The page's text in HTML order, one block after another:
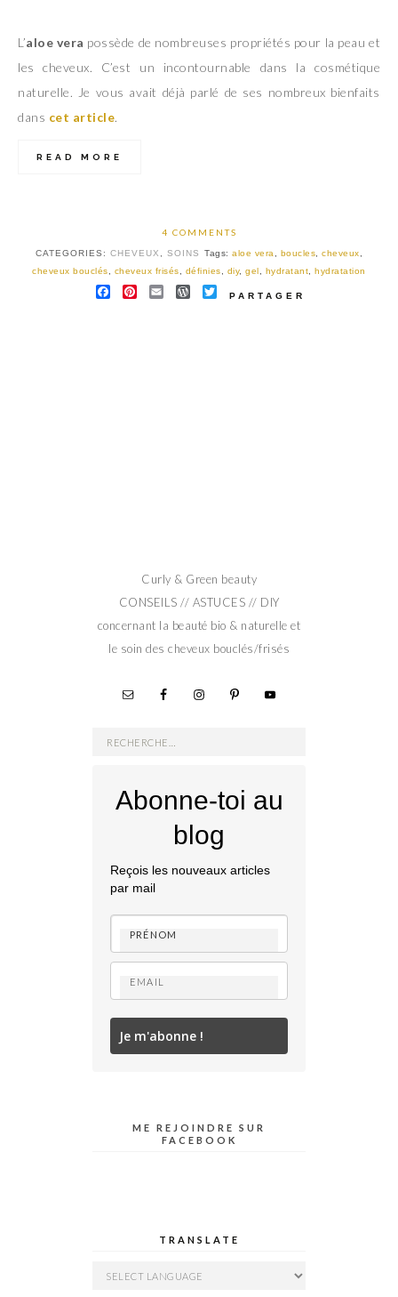
L’aloe vera possède de nombreuses propriétés pour la peau et
les cheveux. C’est un incontournable dans la cosmétique
naturelle. Je vous avait déjà parlé de ses nombreux bienfaits
dans cet article.
READ MORE
4 COMMENTS
CATEGORIES: CHEVEUX SOINS Tags: aloe vera boucles cheveux
cheveux bouclés
cheveux frisés définies diy,gel hydratant ,hydratation
FACEBOOK
PINTEREST
EMAILWORDPRESS
TWITTER
PARTAGER
Curly & Green beauty
CONSEILS // ASTUCES // DIY
concernant la beauté bio & naturelle et
le soin des cheveux bouclés/frisés
Rechercher :
Abonne-toi au
blog
Reçois les nouveaux articles
par mail
Je m'abonne !
ME REJOINDRE SUR
FACEBOOK
TRANSLATE